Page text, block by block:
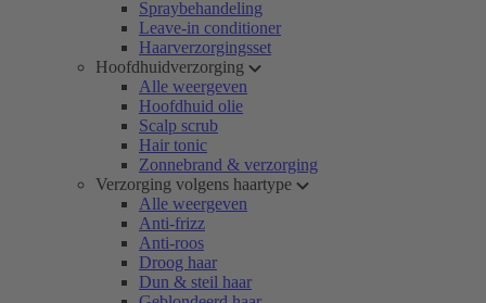
Spraybehandeling
Leave-in conditioner
Haarverzorgingsset
Hoofdhuidverzorging
Alle weergeven
Hoofdhuid olie
Scalp scrub
Hair tonic
Zonnebrand & verzorging
Verzorging volgens haartype
Alle weergeven
Anti-frizz
Anti-roos
Droog haar
Dun & steil haar